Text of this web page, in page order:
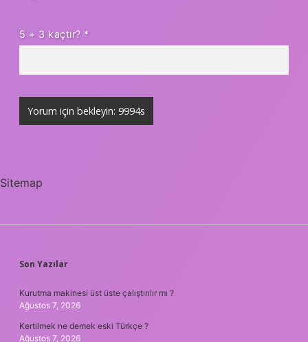
5 + 3 kaçtır? *
Sitemap
SIDEBAR
Son Yazılar
Kurutma makinesi üst üste çalıştırılır mı ?
Ağustos 7, 2026
Kertilmek ne demek eski Türkçe ?
Ağustos 7, 2026